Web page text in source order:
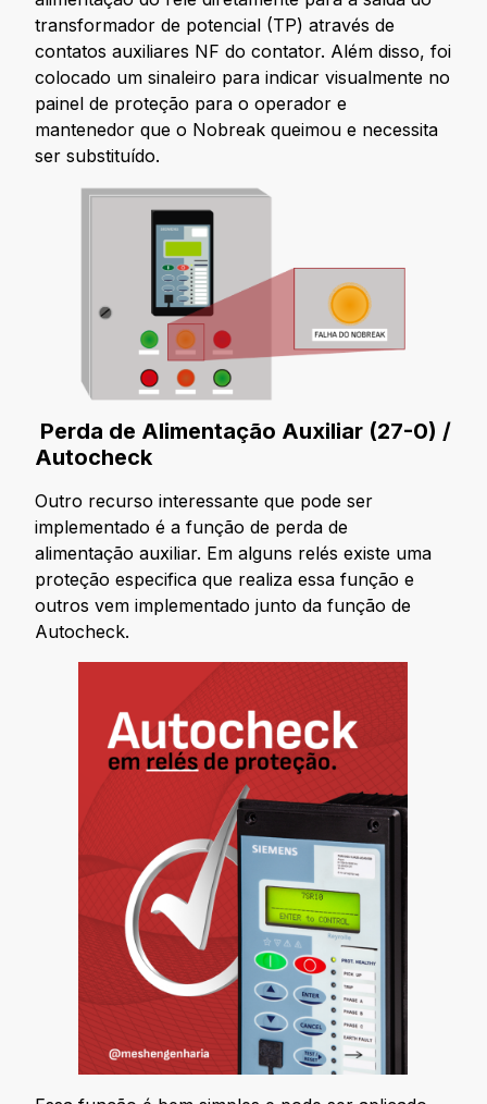
transformador de potencial (TP) através de
contatos auxiliares NF do contator. Além disso, foi
colocado um sinaleiro para indicar visualmente no
painel de proteção para o operador e
mantenedor que o Nobreak queimou e necessita
ser substituído.
Perda de Alimentação Auxiliar (27-0) /
Autocheck
Outro recurso interessante que pode ser
implementado é a função de perda de
alimentação auxiliar. Em alguns relés existe uma
proteção especifica que realiza essa função e
outros vem implementado junto da função de
Autocheck.